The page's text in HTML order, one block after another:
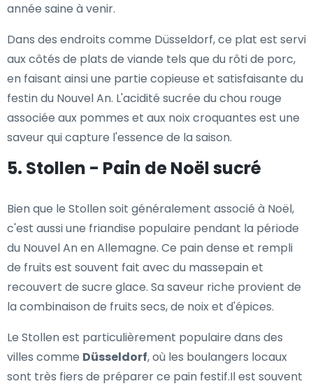
année saine à venir.
Dans des endroits comme Düsseldorf, ce plat est servi
aux côtés de plats de viande tels que du rôti de porc,
en faisant ainsi une partie copieuse et satisfaisante du
festin du Nouvel An. L'acidité sucrée du chou rouge
associée aux pommes et aux noix croquantes est une
saveur qui capture l'essence de la saison.
5. Stollen - Pain de Noël sucré
Bien que le Stollen soit généralement associé à Noël,
c'est aussi une friandise populaire pendant la période
du Nouvel An en Allemagne. Ce pain dense et rempli
de fruits est souvent fait avec du massepain et
recouvert de sucre glace. Sa saveur riche provient de
la combinaison de fruits secs, de noix et d'épices.
Le Stollen est particulièrement populaire dans des
villes comme Düsseldorf, où les boulangers locaux
sont très fiers de préparer ce pain festif.Il est souvent